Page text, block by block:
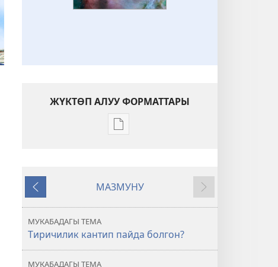
ЖҮКТӨП АЛУУ ФОРМАТТАРЫ
Адабиятты
ОЙГОНГУЛА!
пайда
Мурункусу
МАЗМУНУ
Кийинкиси
МУКАБАДАГЫ ТЕМА
Тиричилик кантип пайда болгон?
МУКАБАДАГЫ ТЕМА